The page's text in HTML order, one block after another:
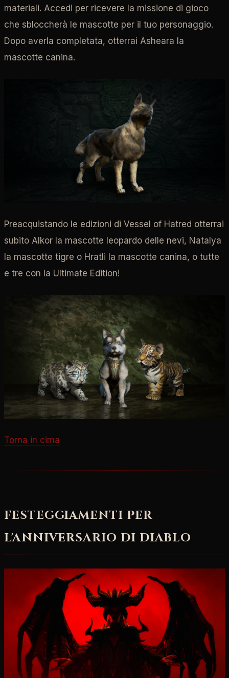
materiali. Accedi per ricevere la missione di gioco
che sbloccherà le mascotte per il tuo personaggio.
Dopo averla completata, otterrai Asheara la
mascotte canina.
Preacquistando le edizioni di Vessel of Hatred otterrai
subito Alkor la mascotte leopardo delle nevi, Natalya
la mascotte tigre o Hratli la mascotte canina, o tutte
e tre con la Ultimate Edition!
Torna in cima
FESTEGGIAMENTI PER
L'ANNIVERSARIO DI DIABLO